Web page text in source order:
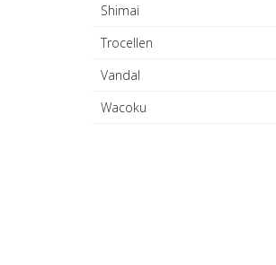
Shimai
Trocellen
Vandal
Wacoku